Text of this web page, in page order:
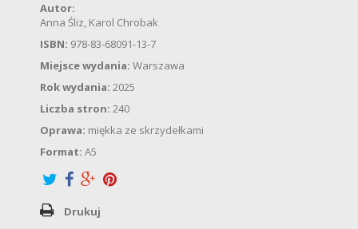
Autor:
Anna Śliz, Karol Chrobak
ISBN: 978-83-68091-13-7
Miejsce wydania: Warszawa
Rok wydania: 2025
Liczba stron: 240
Oprawa: miękka ze skrzydełkami
Format: A5
Drukuj